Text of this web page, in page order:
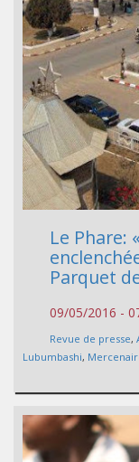
Le Phare:
Parquet
09/05/2016 -
Revue de presse,
Lubumbashi,